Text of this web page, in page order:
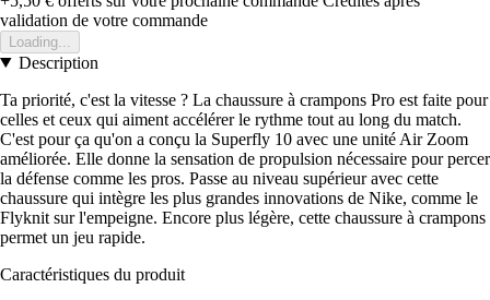
validation de votre commande
Loading...
Description
Ta priorité, c'est la vitesse ? La chaussure à crampons Pro est faite pour
celles et ceux qui aiment accélérer le rythme tout au long du match.
C'est pour ça qu'on a conçu la Superfly 10 avec une unité Air Zoom
améliorée. Elle donne la sensation de propulsion nécessaire pour percer
la défense comme les pros. Passe au niveau supérieur avec cette
chaussure qui intègre les plus grandes innovations de Nike, comme le
Flyknit sur l'empeigne. Encore plus légère, cette chaussure à crampons
permet un jeu rapide.
Caractéristiques du produit